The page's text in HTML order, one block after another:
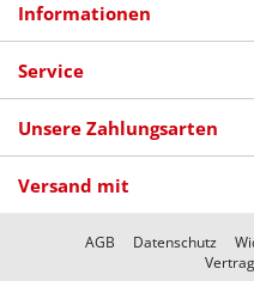
Informationen
Service
Unsere Zahlungsarten
Versand mit
AGB Datenschutz